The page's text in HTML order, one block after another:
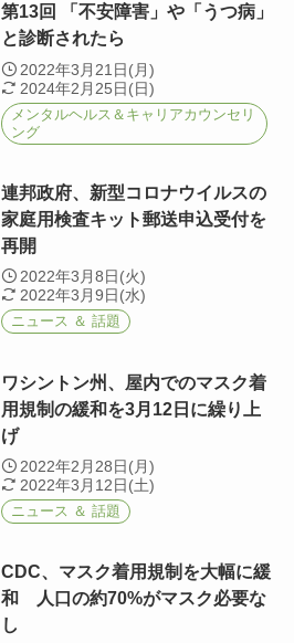
第13回 「不安障害」や「うつ病」
と診断されたら
2022年3月21日(月)
2024年2月25日(日)
メンタルヘルス＆キャリアカウンセリ
ング
連邦政府、新型コロナウイルスの
家庭用検査キット郵送申込受付を
再開
2022年3月8日(火)
2022年3月9日(水)
ニュース ＆ 話題
ワシントン州、屋内でのマスク着
用規制の緩和を3月12日に繰り上
げ
2022年2月28日(月)
2022年3月12日(土)
ニュース ＆ 話題
CDC、マスク着用規制を大幅に緩
和 人口の約70%がマスク必要な
し